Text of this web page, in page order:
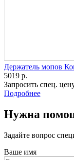
Держатель мопов
5019 р.
Запросить спец.
Подробнее
Нужна
Задайте вопрос
Ваше имя